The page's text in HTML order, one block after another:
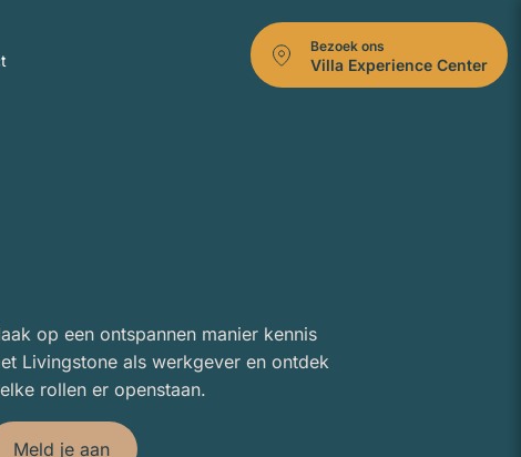
Bezoek ons
Villa Experience Center
op een ontspannen manier kennis
Livingstone als werkgever en ontdek
rollen er openstaan.
Meld je aan